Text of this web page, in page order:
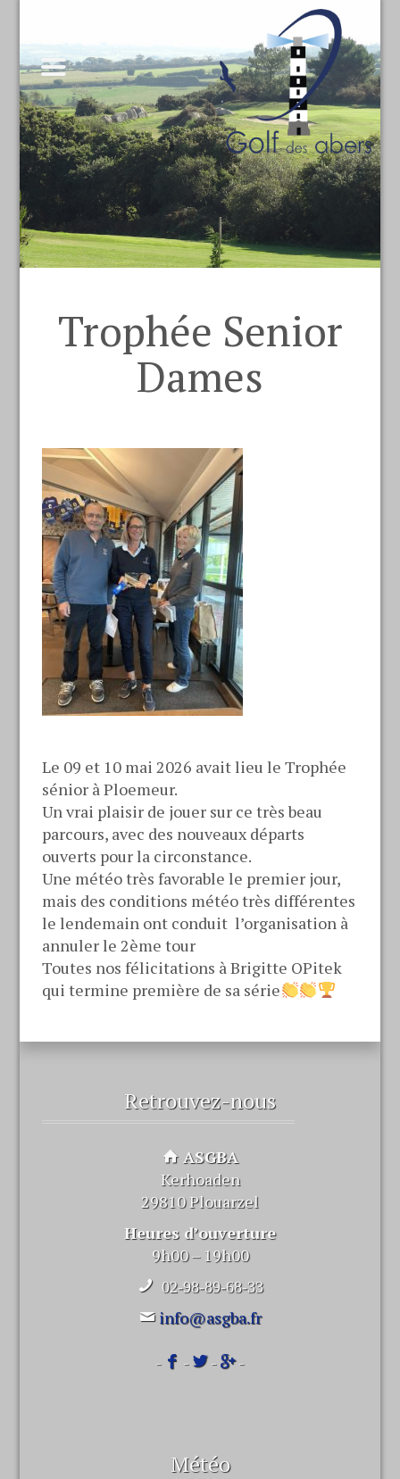
Trophée Senior
Dames
Le 09 et 10 mai 2026 avait lieu le Trophée
sénior à Ploemeur.
Un vrai plaisir de jouer sur ce très beau
parcours, avec des nouveaux départs
ouverts pour la circonstance.
Une météo très favorable le premier jour,
mais des conditions météo très différentes
le lendemain ont conduit l’organisation à
annuler le 2ème tour
Toutes nos félicitations à Brigitte OPitek
qui termine première de sa série
Retrouvez-nous
ASGBA
Kerhoaden
29810 Plouarzel
Heures d’ouverture
9h00 – 19h00
02-98-89-68-33
info@asgba.fr
- - - -
Météo